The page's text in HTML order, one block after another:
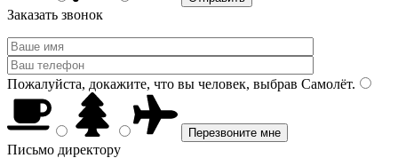
Заказать звонок
Пожалуйста, докажите, что вы человек, выбрав Самолёт.
Письмо директору